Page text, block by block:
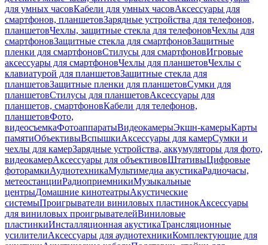
для умных часовКабели для умных часовАксессуары для
смартфонов, планшетовЗарядные устройства для телефонов,
планшетовЧехлы, защитные стекла для телефоновЧехлы для
смартфоновЗащитные стекла для смартфоновЗащитные
пленки для смартфоновСтилусы для смартфоновИгровые
аксессуары для смартфоновЧехлы для планшетовЧехлы с
клавиатурой для планшетовЗащитные стекла для
планшетовЗащитные пленки для планшетовСумки для
планшетовСтилусы для планшетовАксессуары для
планшетов, смартфоновКабели для телефонов,
планшетовФото,
видеосъемкаФотоаппаратыВидеокамерыЭкшн-камерыКарты
памятиОбъективыВспышкиАксессуары для камерСумки и
чехлы для камерЗарядные устройства, аккумуляторы для фото,
видеокамерАксессуары для объективовШтативыЦифровые
фоторамкиАудиотехникаМультимедиа акустикаРадиочасы,
метеостанцииРадиоприемникиМузыкальные
центрыДомашние кинотеатрыАкустические
системыПроигрыватели виниловых пластинокАксессуары
для виниловых проигрывателейВиниловые
пластинкиИнсталляционная акустикаТрансляционные
усилителиАксессуары для аудиотехникиКомплектующие для